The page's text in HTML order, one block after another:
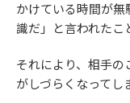
かけている時間が
識だ」と言われたこ
それにより、相手の
がしづらくなってし